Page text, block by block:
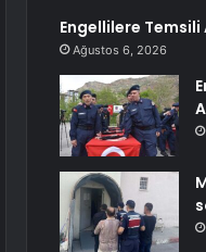
Engellilere Temsili
Ağustos 6, 2026